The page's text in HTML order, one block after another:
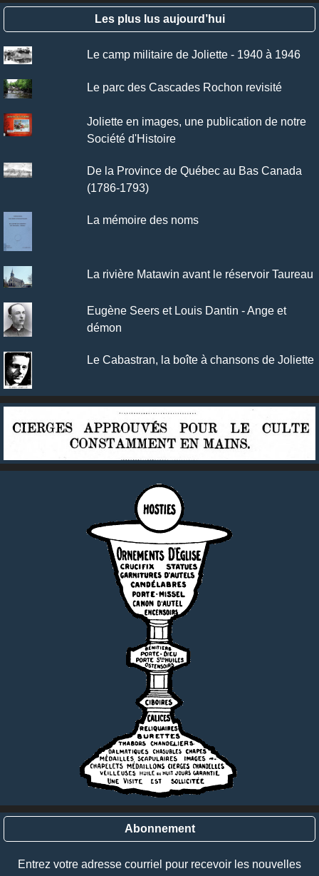
Les plus lus aujourd’hui
Le camp militaire de Joliette - 1940 à 1946
Le parc des Cascades Rochon revisité
Joliette en images, une publication de notre
Société d'Histoire
De la Province de Québec au Bas Canada
(1786-1793)
La mémoire des noms
La rivière Matawin avant le réservoir Taureau
Eugène Seers et Louis Dantin - Ange et
démon
Le Cabastran, la boîte à chansons de Joliette
Abonnement
Entrez votre adresse courriel pour recevoir les nouvelles